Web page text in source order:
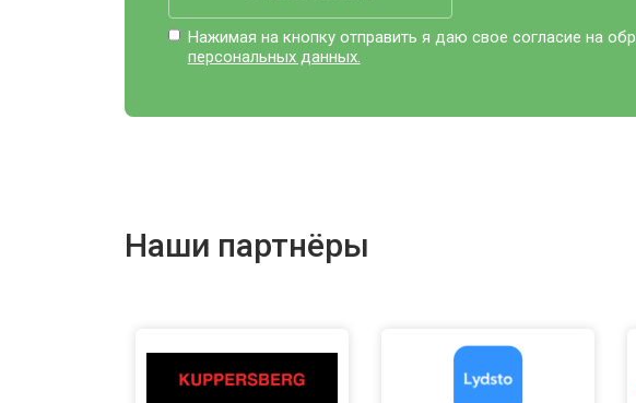
Нажимая на кнопку отправить я даю свое согласие на
персональных данных.
Наши партнёры